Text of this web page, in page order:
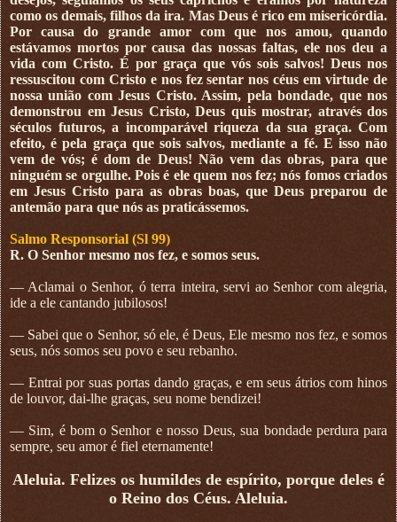
como os demais, filhos da ira. Mas Deus é rico em misericórdia.
Por causa do grande amor com que nos amou, quando
estávamos mortos por causa das nossas faltas, ele nos deu a
vida com Cristo. É por graça que vós sois salvos! Deus nos
ressuscitou com Cristo e nos fez sentar nos céus em virtude de
nossa união com Jesus Cristo. Assim, pela bondade, que nos
demonstrou em Jesus Cristo, Deus quis mostrar, através dos
séculos futuros, a incomparável riqueza da sua graça. Com
efeito, é pela graça que sois salvos, mediante a fé. E isso não
vem de vós; é dom de Deus! Não vem das obras, para que
ninguém se orgulhe. Pois é ele quem nos fez; nós fomos criados
em Jesus Cristo para as obras boas, que Deus preparou de
antemão para que nós as praticássemos.
Salmo Responsorial (Sl 99)
R. O Senhor mesmo nos fez, e somos seus.
— Aclamai o Senhor, ó terra inteira, servi ao Senhor com alegria,
ide a ele cantando jubilosos!
— Sabei que o Senhor, só ele, é Deus, Ele mesmo nos fez, e somos
seus, nós somos seu povo e seu rebanho.
— Entrai por suas portas dando graças, e em seus átrios com hinos
de louvor, dai-lhe graças, seu nome bendizei!
— Sim, é bom o Senhor e nosso Deus, sua bondade perdura para
sempre, seu amor é fiel eternamente!
Aleluia. Felizes os humildes de espírito, porque deles é
o Reino dos Céus. Aleluia.